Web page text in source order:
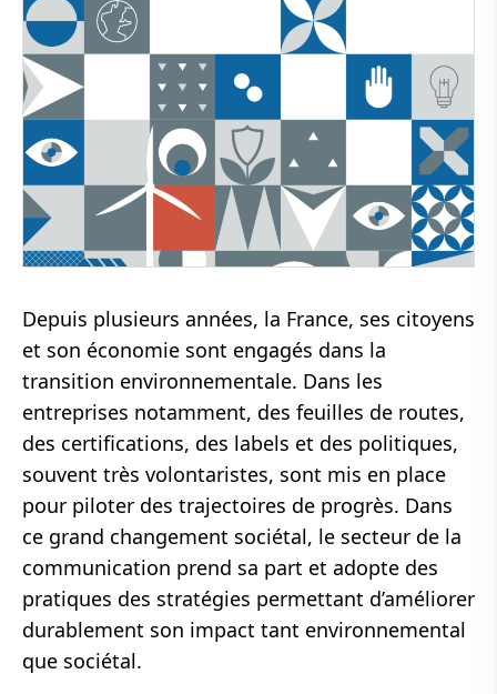
Depuis plusieurs années, la France, ses citoyens
et son économie sont engagés dans la
transition environnementale. Dans les
entreprises notamment, des feuilles de routes,
des certifications, des labels et des politiques,
souvent très volontaristes, sont mis en place
pour piloter des trajectoires de progrès. Dans
ce grand changement sociétal, le secteur de la
communication prend sa part et adopte des
pratiques des stratégies permettant d’améliorer
durablement son impact tant environnemental
que sociétal.